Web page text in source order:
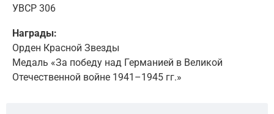
УВСР 306
Награды:
Орден Красной Звезды
Медаль «За победу над Германией в Великой
Отечественной войне 1941–1945 гг.»